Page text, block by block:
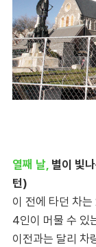
열째 날, 별이 빛
턴)
이 전에 타던 차
4인이 머물 수 있
이전과는 달리 차